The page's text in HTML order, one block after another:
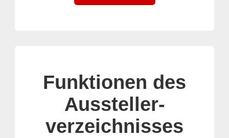
Funktionen des
Aussteller-
verzeichnisses